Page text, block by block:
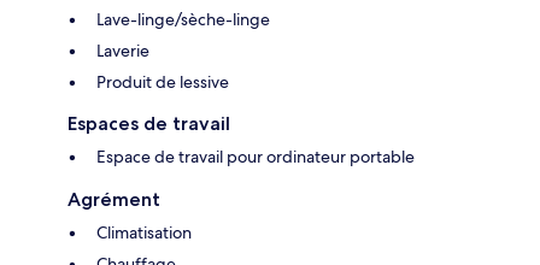
Lave-linge/sèche-linge
Laverie
Produit de lessive
Espaces de travail
Espace de travail pour ordinateur portable
Agrément
Climatisation